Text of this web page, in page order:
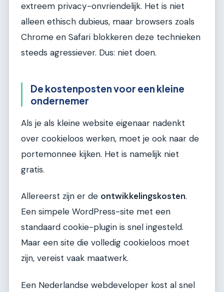
extreem privacy-onvriendelijk. Het is niet
alleen ethisch dubieus, maar browsers zoals
Chrome en Safari blokkeren deze technieken
steeds agressiever. Dus: niet doen.
De kostenposten voor een kleine
ondernemer
Als je als kleine website eigenaar nadenkt
over cookieloos werken, moet je ook naar de
portemonnee kijken. Het is namelijk niet
gratis.
Allereerst zijn er de ontwikkelingskosten.
Een simpele WordPress-site met een
standaard cookie-plugin is snel ingesteld.
Maar een site die volledig cookieloos moet
zijn, vereist vaak maatwerk.
Een Nederlandse webdeveloper kost al snel